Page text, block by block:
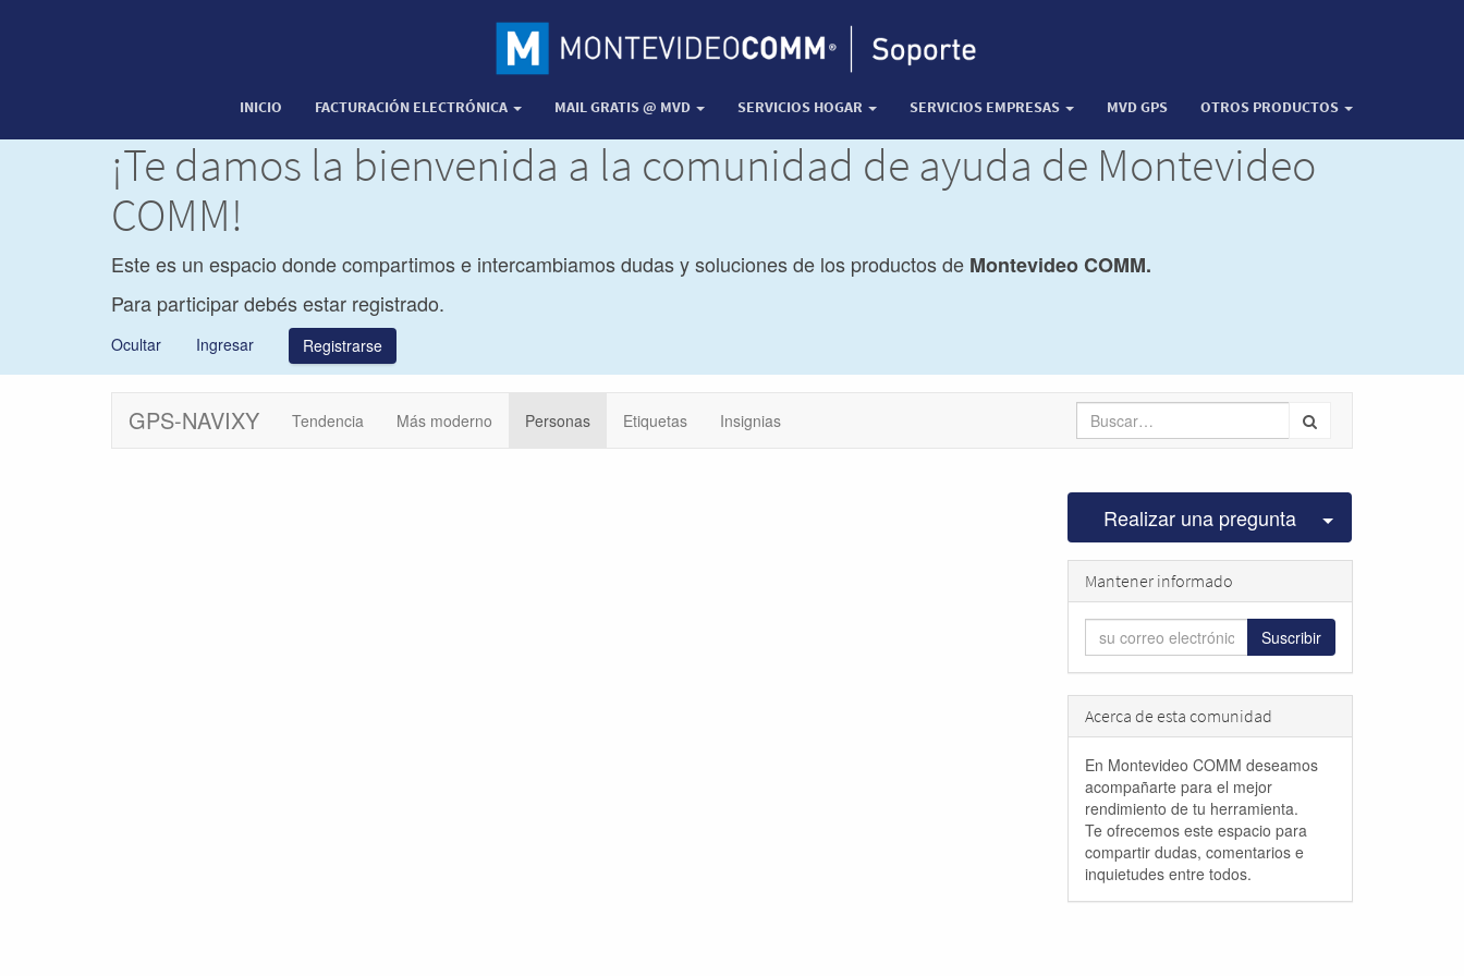
INICIO FACTURACIÓN ELECTRÓNICA MAIL GRATIS @ MVD SERVICIOS HOGAR SERVICIOS EMPRESAS MVD GPS OTROS PRODUCTOS
¡Te damos la bienvenida a la comunidad de ayuda de Montevideo
COMM!
Este es un espacio donde compartimos e intercambiamos dudas y soluciones de los productos de Montevideo COMM.
Para participar debés estar registrado.
Ocultar Ingresar Registrarse
GPS-NAVIXY Tendencia Más moderno Personas Etiquetas Insignias
Realizar una pregunta Seleccionar
Mantener informado
Suscribir
Acerca de esta comunidad
En Montevideo COMM deseamos
acompañarte para el mejor
rendimiento de tu herramienta.
Te ofrecemos este espacio para
compartir dudas, comentarios e
inquietudes entre todos.